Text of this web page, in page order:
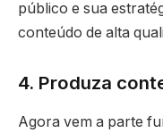
público e sua
conteúdo de alta
4. Produza
Agora vem a parte